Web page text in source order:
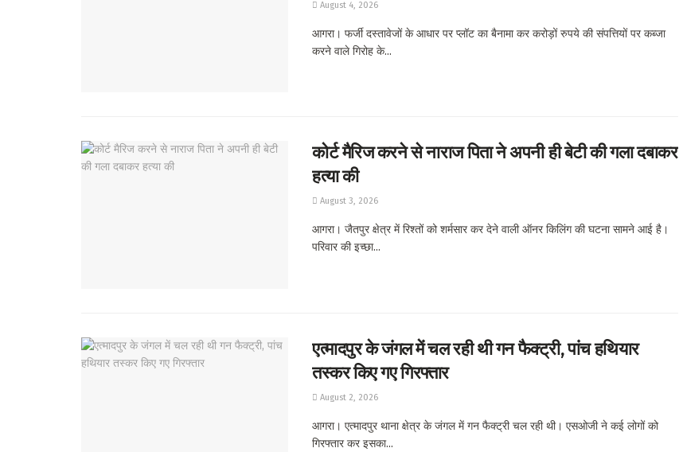
August 4, 2026
आगरा। फर्जी दस्तावेजों के आधार पर प्लॉट का बैनामा कर करोड़ों रुपये की संपत्तियों पर कब्जा
करने वाले गिरोह के...
कोर्ट मैरिज करने से नाराज पिता ने अपनी ही बेटी की गला दबाकर
हत्या की
August 3, 2026
आगरा। जैतपुर क्षेत्र में रिश्तों को शर्मसार कर देने वाली ऑनर किलिंग की घटना सामने आई है।
परिवार की इच्छा...
एत्मादपुर के जंगल में चल रही थी गन फैक्ट्री, पांच हथियार
तस्कर किए गए गिरफ्तार
August 2, 2026
आगरा। एत्मादपुर थाना क्षेत्र के जंगल में गन फैक्ट्री चल रही थी। एसओजी ने कई लोगों को
गिरफ्तार कर इसका...